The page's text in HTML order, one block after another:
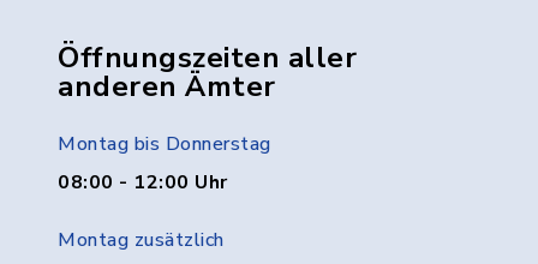
Öffnungszeiten aller
anderen Ämter
Montag bis Donnerstag
08:00 - 12:00 Uhr
Montag zusätzlich